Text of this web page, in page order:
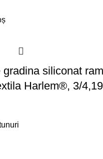
gradina siliconat
Harlem®, 3/